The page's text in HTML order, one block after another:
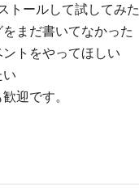
トールして試してみた
まだ書いてなかった
トをやってほしい
迎です。